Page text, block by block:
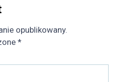
opublikowany.
*